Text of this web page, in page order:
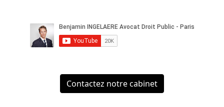
Contactez notre cabinet